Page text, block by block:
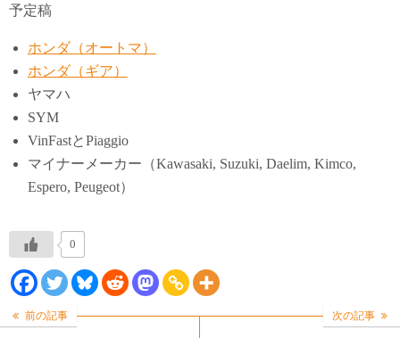
予定稿
ホンダ（オートマ）
ホンダ（ギア）
ヤマハ
SYM
VinFastとPiaggio
マイナーメーカー（Kawasaki, Suzuki, Daelim, Kimco,
Espero, Peugeot）
0
前の記事 次の記事